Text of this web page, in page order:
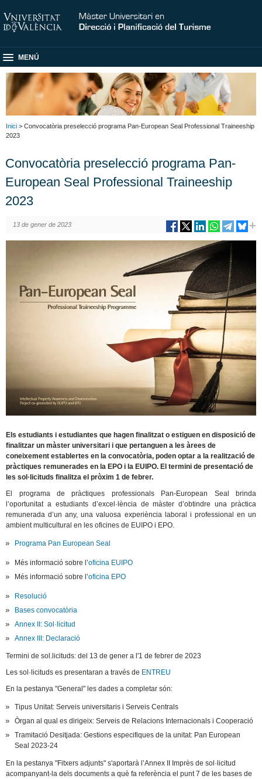
MENÚ
Inici > Convocatòria preselecció programa Pan-European Seal Professional Traineeship
2023
Convocatòria preselecció programa Pan-
European Seal Professional Traineeship
2023
13 de gener de 2023
Els estudiants i estudiantes que hagen finalitzat o estiguen en disposició de
finalitzar un màster universitari i que pertanguen a les àrees de
coneixement establertes en la convocatòria, poden optar a la realització de
pràctiques remunerades en la EPO i la EUIPO. El termini de presentació de
les sol·licituds finalitza el pròxim 1 de febrer.
El programa de pràctiques professionals Pan-European Seal brinda
l’oportunitat a estudiants d’excel·lència de màster d’obtindre una pràctica
remunerada d’un any, una valuosa experiència laboral i professional en un
ambient multicultural en les oficines de EUIPO i EPO.
Programa Pan European Seal
Més informació sobre l’oficina EUIPO
Més informació sobre l’oficina EPO
Resolució
Bases convocatòria
Annex II: Sol·licitud
Annex III: Declaració
Termini de sol.licituds: del 13 de gener a l'1 de febrer de 2023
Les sol·licituds es presentaran a través de ENTREU
En la pestanya "General" les dades a completar són:
Tipus Unitat: Serveis universitaris i Serveis Centrals
Òrgan al qual es dirigeix: Serveis de Relacions Internacionals i Cooperació
Tramitació Desitjada: Gestions especifiques de la unitat: Pan European
Seal 2023-24
En la pestanya "Fitxers adjunts" s'aportarà l’Annex II Imprès de sol·licitud
acompanyant-la dels documents a què fa referència el punt 7 de les bases de